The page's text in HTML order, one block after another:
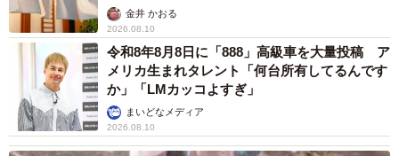
金井 かおる
2026.08.10
令和8年8月8日に「888」高級車を大量投稿 ア
メリカ生まれタレント「何台所有してるんです
か」「LMカッコよすぎ」
まいどなメディア
2026.08.10